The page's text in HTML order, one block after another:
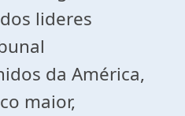
lideres
da América,
maior,